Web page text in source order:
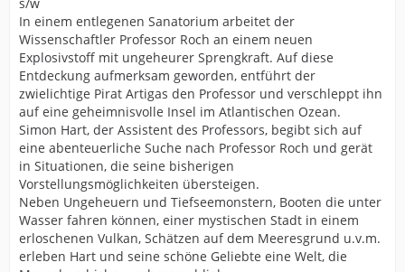
In einem entlegenen Sanatorium arbeitet der
Wissenschaftler Professor Roch an einem neuen
Explosivstoff mit ungeheurer Sprengkraft. Auf diese
Entdeckung aufmerksam geworden, entführt der
zwielichtige Pirat Artigas den Professor und verschleppt ihn
auf eine geheimnisvolle Insel im Atlantischen Ozean.
Simon Hart, der Assistent des Professors, begibt sich auf
eine abenteuerliche Suche nach Professor Roch und gerät
in Situationen, die seine bisherigen
Vorstellungsmöglichkeiten übersteigen.
Neben Ungeheuern und Tiefseemonstern, Booten die unter
Wasser fahren können, einer mystischen Stadt in einem
erloschenen Vulkan, Schätzen auf dem Meeresgrund u.v.m.
erleben Hart und seine schöne Geliebte eine Welt, die